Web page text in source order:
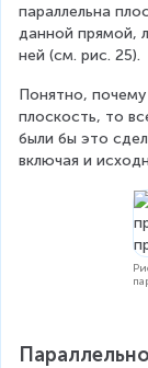
параллельна
данной прямой,
ней (см. рис. 25).
Понятно, почему
плоскость, то
были бы это
включая и